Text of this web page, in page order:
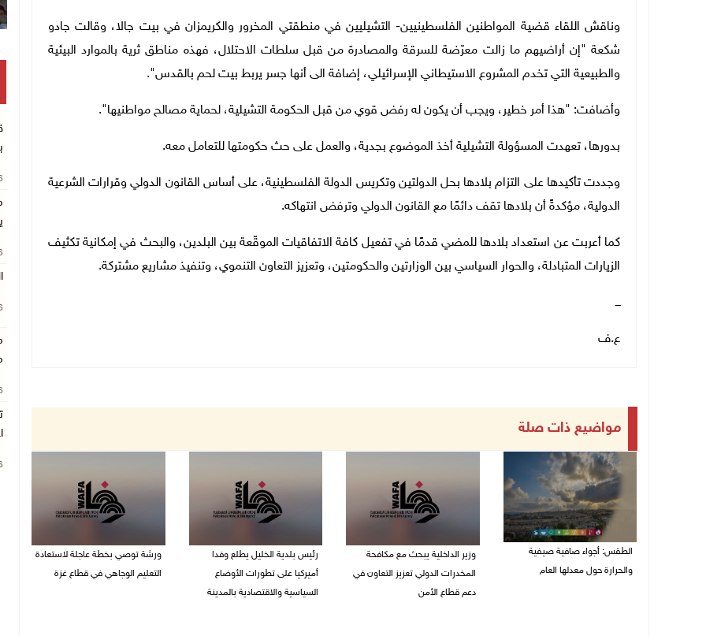
وناقش اللقاء قضية المواطنين الفلسطينيين- التشيليين في منطقتي المخرور والكريمزان في بيت جالا، وقالت جادو
شكعة "إن أراضيهم ما زالت معرّضة للسرقة والمصادرة من قبل سلطات الاحتلال، فهذه مناطق ثرية بالموارد البيئية
والطبيعية التي تخدم المشروع الاستيطاني الإسرائيلي، إضافة الى أنها جسر يربط بيت لحم بالقدس".
وأضافت: "هذا أمر خطير، ويجب أن يكون له رفض قوي من قبل الحكومة التشيلية، لحماية مصالح مواطنيها".
بدورها، تعهدت المسؤولة التشيلية أخذ الموضوع بجدية، والعمل على حث حكومتها للتعامل معه.
وجددت تأكيدها على التزام بلادها بحل الدولتين وتكريس الدولة الفلسطينية، على أساس القانون الدولي وقرارات الشرعية
الدولية، مؤكدةً أن بلادها تقف دائمًا مع القانون الدولي وترفض انتهاكه.
كما أعربت عن استعداد بلادها للمضي قدمًا في تفعيل كافة الاتفاقيات الموقّعة بين البلدين، والبحث في إمكانية تكثيف
الزيارات المتبادلة، والحوار السياسي بين الوزارتين والحكومتين، وتعزيز التعاون التنموي، وتنفيذ مشاريع مشتركة.
ـــ
ع.ف
مواضيع ذات صلة
الطقس: أجواء صافية صيفية
والحرارة حول معدلها العام
وزير الداخلية يبحث مع مكافحة
المخدرات الدولي تعزيز التعاون في
دعم قطاع الأمن
رئيس بلدية الخليل يطلع وفدا
أميركيا على تطورات الأوضاع
السياسية والاقتصادية بالمدينة
ورشة توصي بخطة عاجلة لاستعادة
التعليم الوجاهي في قطاع غزة